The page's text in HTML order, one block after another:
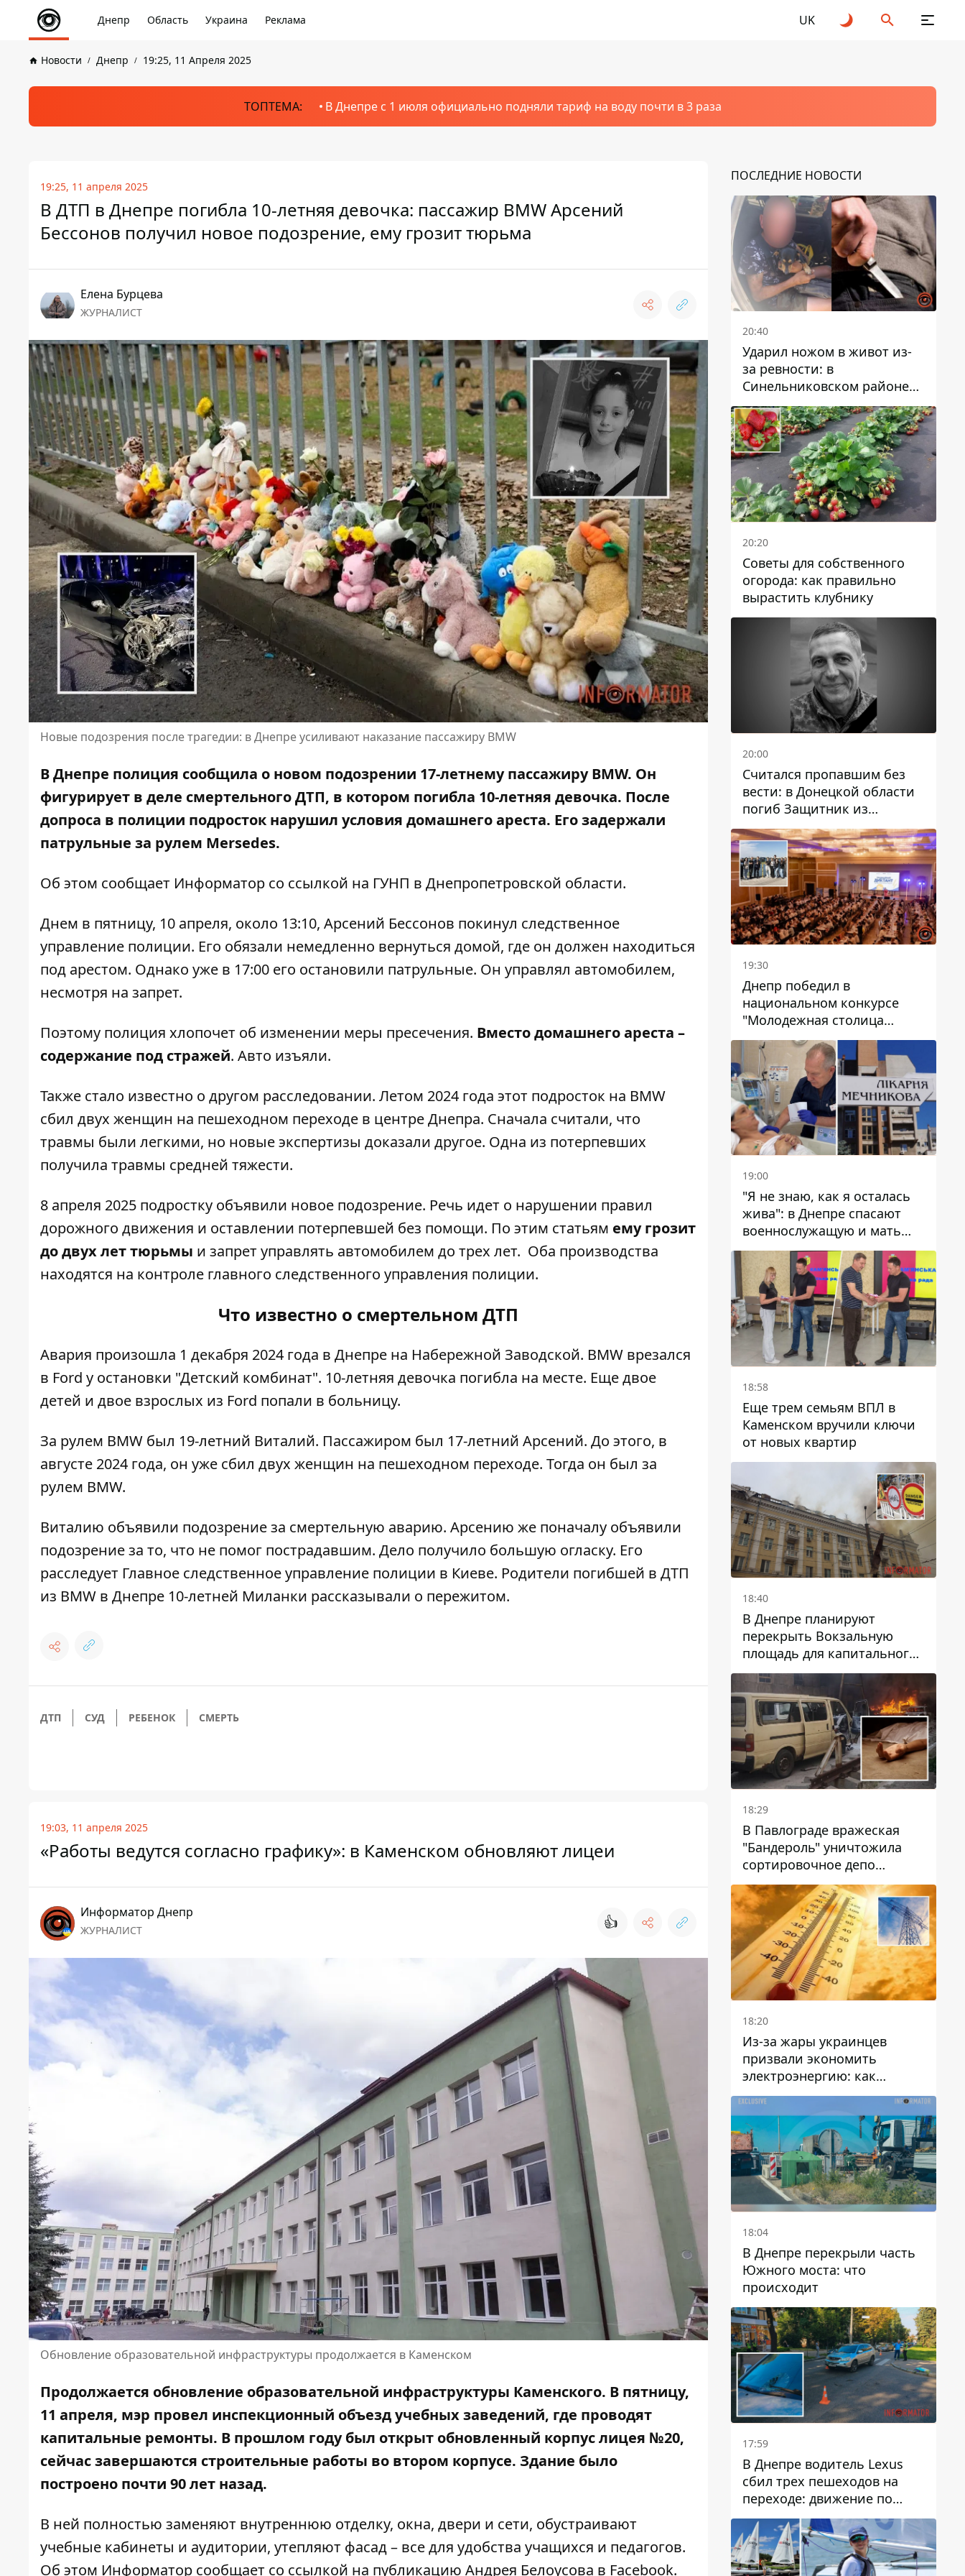
Днепр Область Украина Реклама UK
Новости Днепр 19:25, 11 Апреля 2025
ТОПТЕМА: В Днепре с 1 июля официально подняли тариф на воду почти в 3 раза
19:25, 11 апреля 2025
В ДТП в Днепре погибла 10-летняя девочка: пассажир BMW Арсений
Бессонов получил новое подозрение, ему грозит тюрьма
Елена Бурцева
ЖУРНАЛИСТ
Новые подозрения после трагедии: в Днепре усиливают наказание пассажиру BMW
В Днепре полиция сообщила о новом подозрении 17-летнему пассажиру BMW. Он
фигурирует в деле смертельного ДТП, в котором погибла 10-летняя девочка. После
допроса в полиции подросток нарушил условия домашнего ареста. Его задержали
патрульные за рулем Mersedes.
Об этом сообщает Информатор со ссылкой на ГУНП в Днепропетровской области.
Днем в пятницу, 10 апреля, около 13:10, Арсений Бессонов покинул следственное
управление полиции. Его обязали немедленно вернуться домой, где он должен находиться
под арестом. Однако уже в 17:00 его остановили патрульные. Он управлял автомобилем,
несмотря на запрет.
Поэтому полиция хлопочет об изменении меры пресечения. Вместо домашнего ареста –
содержание под стражей. Авто изъяли.
Также стало известно о другом расследовании. Летом 2024 года этот подросток на BMW
сбил двух женщин на пешеходном переходе в центре Днепра. Сначала считали, что
травмы были легкими, но новые экспертизы доказали другое. Одна из потерпевших
получила травмы средней тяжести.
8 апреля 2025 подростку объявили новое подозрение. Речь идет о нарушении правил
дорожного движения и оставлении потерпевшей без помощи. По этим статьям ему грозит
до двух лет тюрьмы и запрет управлять автомобилем до трех лет. Оба производства
находятся на контроле главного следственного управления полиции.
Что известно о смертельном ДТП
Авария произошла 1 декабря 2024 года в Днепре на Набережной Заводской. BMW врезался
в Ford у остановки "Детский комбинат". 10-летняя девочка погибла на месте. Еще двое
детей и двое взрослых из Ford попали в больницу.
За рулем BMW был 19-летний Виталий. Пассажиром был 17-летний Арсений. До этого, в
августе 2024 года, он уже сбил двух женщин на пешеходном переходе. Тогда он был за
рулем BMW.
Виталию объявили подозрение за смертельную аварию. Арсению же поначалу объявили
подозрение за то, что не помог пострадавшим. Дело получило большую огласку. Его
расследует Главное следственное управление полиции в Киеве. Родители погибшей в ДТП
из BMW в Днепре 10-летней Миланки рассказывали о пережитом.
ДТП СУД РЕБЕНОК СМЕРТЬ
19:03, 11 апреля 2025
«Работы ведутся согласно графику»: в Каменском обновляют лицеи
Информатор Днепр
ЖУРНАЛИСТ 👍
Обновление образовательной инфраструктуры продолжается в Каменском
Продолжается обновление образовательной инфраструктуры Каменского. В пятницу,
11 апреля, мэр провел инспекционный объезд учебных заведений, где проводят
капитальные ремонты. В прошлом году был открыт обновленный корпус лицея №20,
сейчас завершаются строительные работы во втором корпусе. Здание было
построено почти 90 лет назад.
В ней полностью заменяют внутреннюю отделку, окна, двери и сети, обустраивают
учебные кабинеты и аудитории, утепляют фасад – все для удобства учащихся и педагогов.
Об этом Информатор сообщает со ссылкой на публикацию Андрея Белоусова в Facebook.
ПОСЛЕДНИЕ НОВОСТИ
20:40
Ударил ножом в живот из-
за ревности: в
Синельниковском районе
задержали 49-летнего
мужчину за убийство
20:20
Советы для собственного
огорода: как правильно
вырастить клубнику
20:00
Считался пропавшим без
вести: в Донецкой области
погиб Защитник из
Каменского Антон
Красовский
19:30
Днепр победил в
национальном конкурсе
"Молодежная столица
Украины – 2026"
19:00
"Я не знаю, как я осталась
жива": в Днепре спасают
военнослужащую и мать
четверых детей, которую
ранил КАБ
18:58
Еще трем семьям ВПЛ в
Каменском вручили ключи
от новых квартир
18:40
В Днепре планируют
перекрыть Вокзальную
площадь для капитального
ремонта дома, в который
попала вражеская ракета:
какие сроки
18:29
В Павлограде вражеская
"Бандероль" уничтожила
сортировочное депо
"Укрпошти" и убила двух
работниц
18:20
Из-за жары украинцев
призвали экономить
электроэнергию: как
избежать перегрузки сетей
18:04
В Днепре перекрыли часть
Южного моста: что
происходит
17:59
В Днепре водитель Lexus
сбил трех пешеходов на
переходе: движение по
проспекту Науки
затруднено